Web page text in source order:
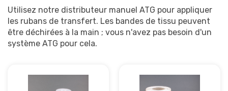
Utilisez notre distributeur manuel ATG pour appliquer
les rubans de transfert. Les bandes de tissu peuvent
être déchirées à la main ; vous n'avez pas besoin d'un
système ATG pour cela.